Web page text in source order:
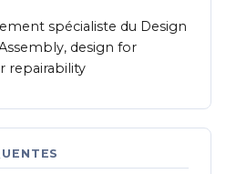
spécialiste du Design
design for
repairability